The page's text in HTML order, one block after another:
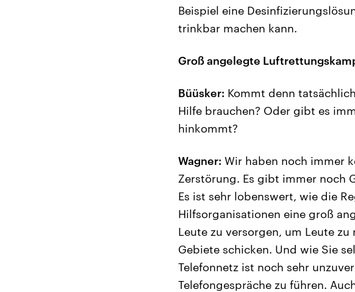
Beispiel eine
trinkbar machen kann.
Groß angelegte
Büüsker: Kommt denn
Hilfe brauchen? Oder gibt es
hinkommt?
Wagner: Wir haben noch immer
Zerstörung. Es gibt immer noch
Es ist sehr lobenswert, wie die
Hilfsorganisationen eine groß
Leute zu versorgen, um Leute
Gebiete schicken. Und wie Sie
Telefonnetz ist noch sehr
Telefongespräche zu führen.